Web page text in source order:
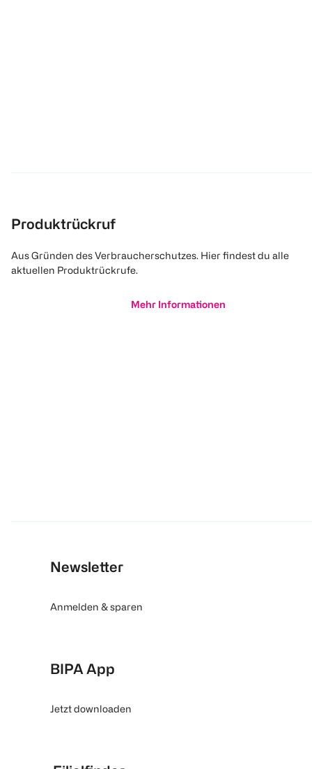
Produktrückruf
Aus Gründen des Verbraucherschutzes. Hier findest du alle
aktuellen Produktrückrufe.
Mehr Informationen
Newsletter
Anmelden & sparen
BIPA App
Jetzt downloaden